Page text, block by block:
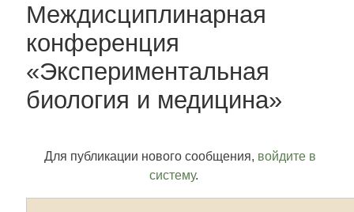
Междисциплинарная
конференция
«Экспериментальная
биология и медицина»
Для публикации нового сообщения, войдите в
систему.